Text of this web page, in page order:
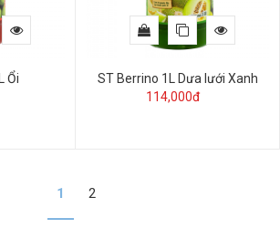
Ổi
ST Berrino 1L Dưa lưới Xanh
114,000đ
1 2